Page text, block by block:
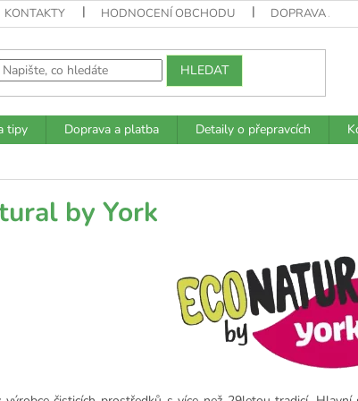
KONTAKTY HODNOCENÍ OBCHODU DOPRAVA A
HLEDAT
tipy Doprava a platba Detaily o přepravcích
by York